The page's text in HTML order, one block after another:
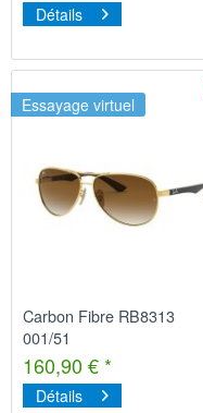
Détails
Essayage virtuel
Carbon Fibre RB8313
001/51
160,90 € *
Détails